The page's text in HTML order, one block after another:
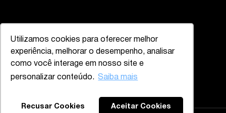
Utilizamos cookies para oferecer melhor
experiência, melhorar o desempenho, analisar
como você interage em nosso site e
personalizar conteúdo. Saiba mais
Recusar Cookies Aceitar Cookies